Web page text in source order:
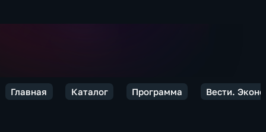
Главная Каталог Программа Вести.